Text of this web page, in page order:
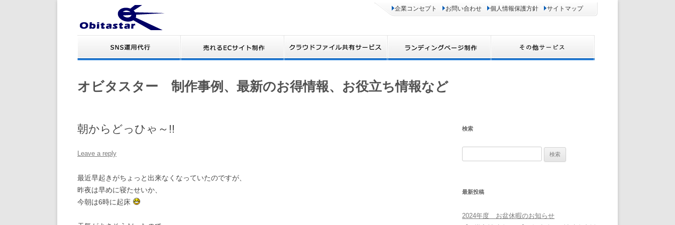
企業コンセプト お問い合わせ 個人情報保護方針 サイトマップ
オビタスター 制作事例、最新のお得情報、お役立ち情報など
朝からどっひゃ～!!
Leave a reply
最近早起きがちょっと出来なくなっていたのですが、
昨夜は早めに寝たせいか、
今朝は6時に起床
検索
最新投稿
2024年度 お盆休暇のお知らせ